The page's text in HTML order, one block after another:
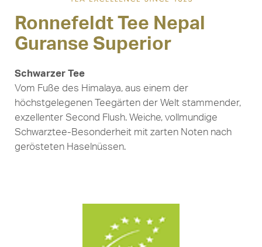
Ronnefeldt Tee Nepal
Guranse Superior
Schwarzer Tee
Vom Fuße des Himalaya, aus einem der
höchstgelegenen Teegärten der Welt stammender,
exzellenter Second Flush. Weiche, vollmundige
Schwarztee-Besonderheit mit zarten Noten nach
gerösteten Haselnüssen.